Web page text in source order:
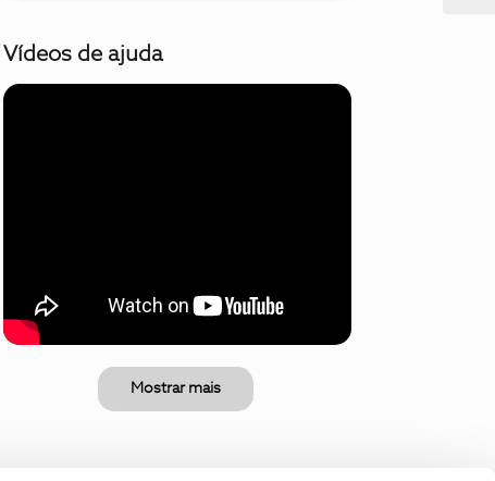
Vídeos de ajuda
Mostrar mais